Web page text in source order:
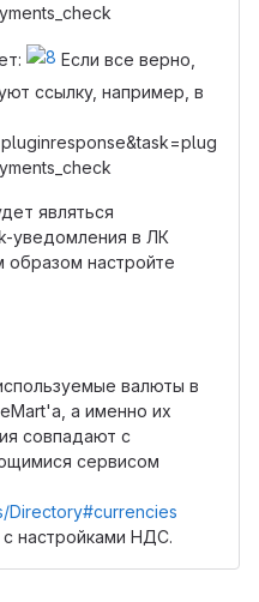
Если все верно,
ссылку, например, в
являться
уведомления в ЛК
образом настройте
валюты в
а именно их
совпадают с
сервисом
Directory#currencies
настройками НДС.